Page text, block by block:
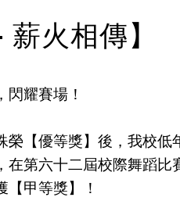
薪火相傳】
耀賽場！
榮【優等獎】後，我校低
在第六十二屆校際舞蹈比
甲等獎】！